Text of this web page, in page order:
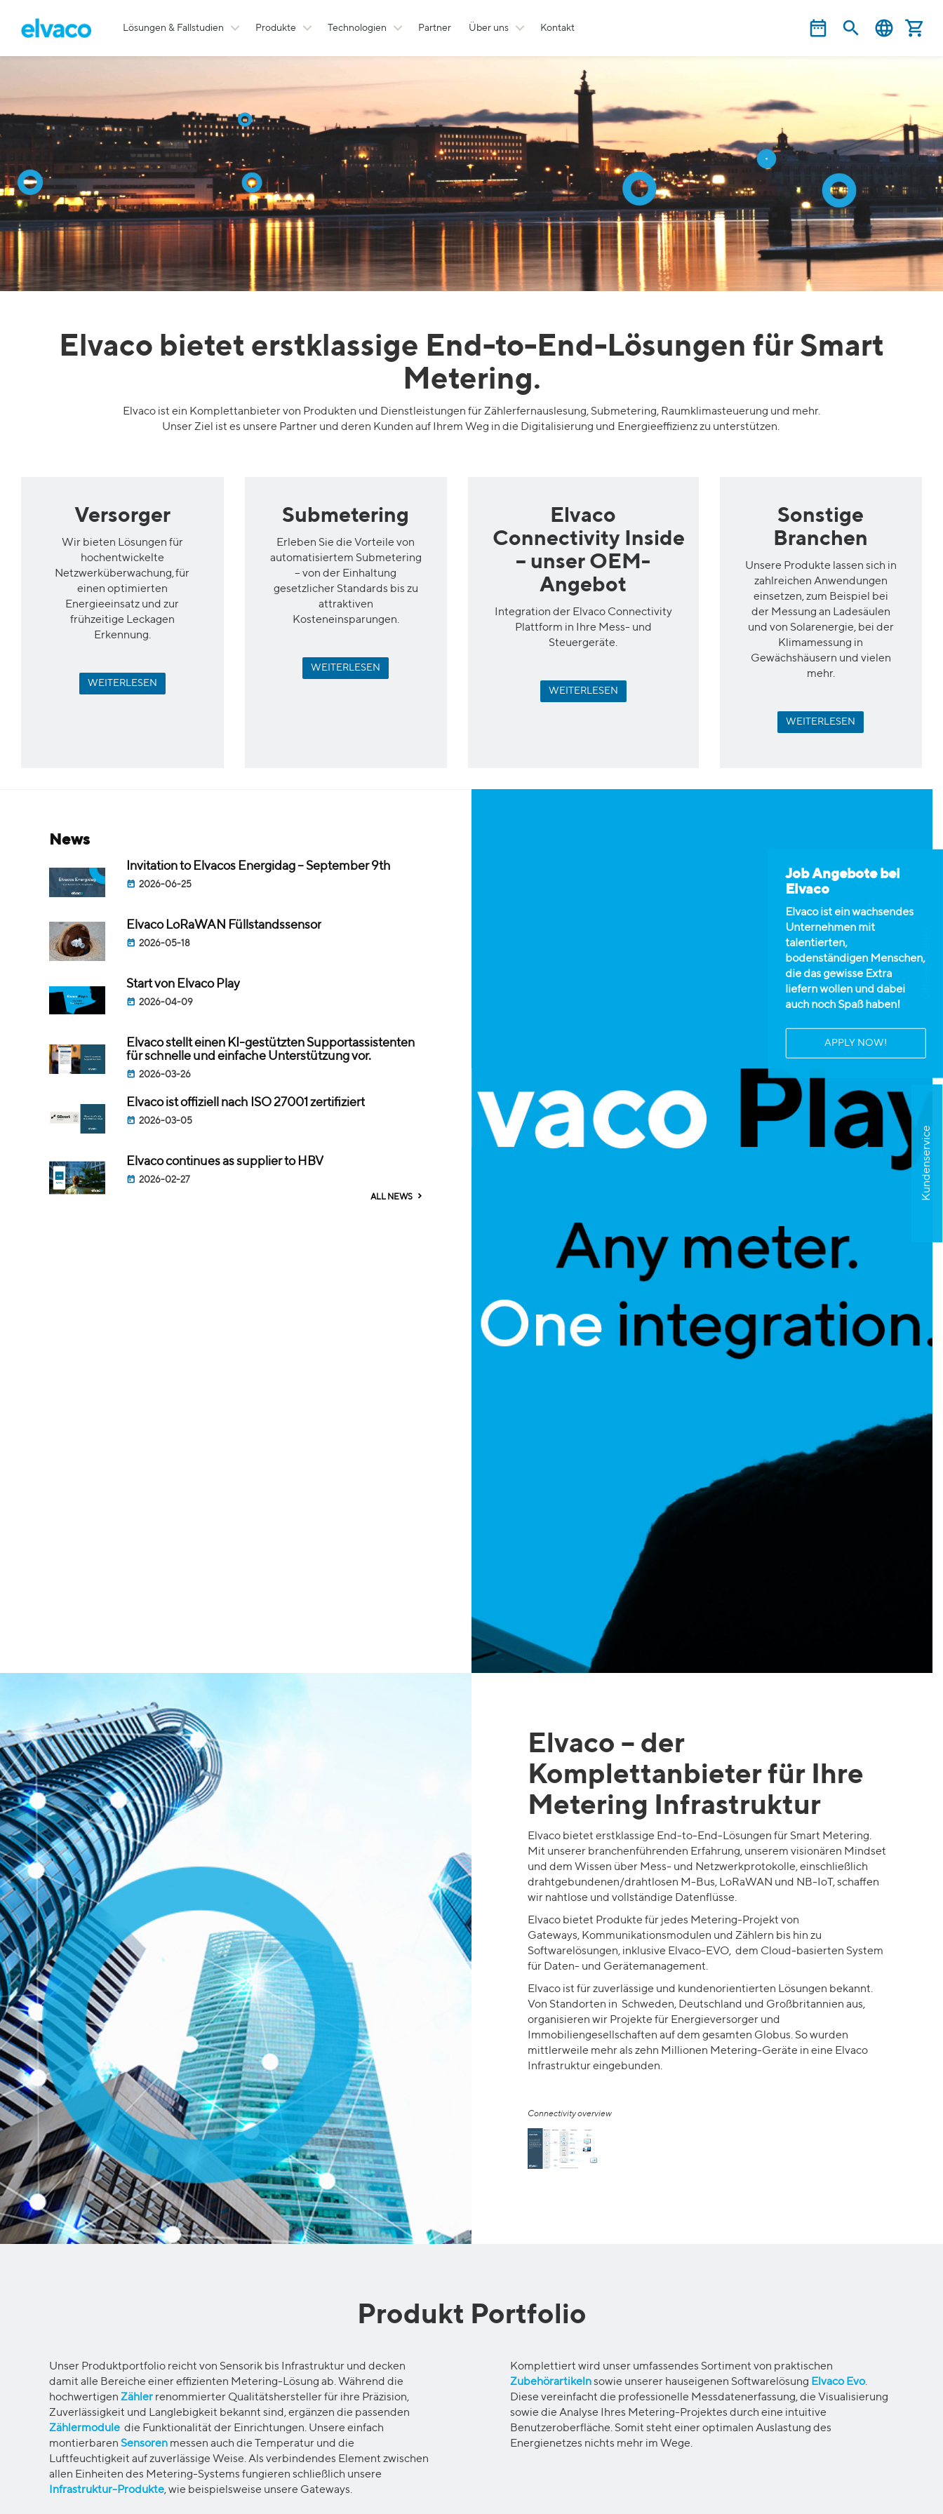
Lösungen & Fallstudien Produkte Technologien Partner Über uns Kontakt
Kundenservice
Offene Stellen
Job Angebote bei
Elvaco
Elvaco ist ein wachsendes
Unternehmen mit
talentierten,
bodenständigen Menschen,
die das gewisse Extra
liefern wollen und dabei
auch noch Spaß haben!
APPLY NOW!
Elvaco bietet erstklassige End-to-End-Lösungen für Smart
Metering.
Elvaco ist ein Komplettanbieter von Produkten und Dienstleistungen fürZählerfernauslesung, Submetering, Raumklimasteuerung und mehr.
UnserZiel ist es unsere Partner und deren Kunden auf Ihrem Weg in die Digitalisierung und Energieeffizienz zu unterstützen.
Versorger
Wir bieten Lösungen für
hochentwickelte
Netzwerküberwachung, für
einen optimierten
Energieeinsatz und zur
frühzeitige Leckagen
Erkennung.
WEITERLESEN
Submetering
Erleben Sie die Vorteile von
automatisiertem Submetering
– von der Einhaltung
gesetzlicher Standards bis zu
attraktiven
Kosteneinsparungen.
WEITERLESEN
Elvaco
Connectivity Inside
– unser OEM-
Angebot
Integration der Elvaco Connectivity
Plattform in Ihre Mess- und
Steuergeräte.
WEITERLESEN
Sonstige
Branchen
Unsere Produkte lassen sich in
zahlreichen Anwendungen
einsetzen, zum Beispiel bei
der Messung an Ladesäulen
und von Solarenergie, bei der
Klimamessung in
Gewächshäusern und vielen
mehr.
WEITERLESEN
news
Invitation to Elvacos Energidag – September 9th
2026-06-25
Elvaco LoRaWAN Füllstandssensor
2026-05-18
Start von Elvaco Play
2026-04-09
Elvaco stellt einen KI-gestützten Supportassistenten
für schnelle und einfache Unterstützung vor.
2026-03-26
Elvaco ist offiziell nach ISO 27001 zertifiziert
2026-03-05
Elvaco continues as supplier to HBV
2026-02-27
ALL NEWS
Elvaco – der
Komplettanbieter für Ihre
Metering Infrastruktur
Elvaco bietet erstklassige End-to-End-Lösungen für Smart Metering.
Mit unserer branchenführenden Erfahrung, unserem visionären Mindset
und dem Wissen über Mess- und Netzwerkprotokolle, einschließlich
drahtgebundenen/drahtlosen M-Bus, LoRaWAN und NB-IoT, schaffen
wir nahtlose und vollständige Datenflüsse.
Elvaco bietet Produkte für jedes Metering-Projekt von
Gateways, Kommunikationsmodulen und Zählern bis hin zu
Softwarelösungen, inklusive Elvaco-EVO, dem Cloud-basierten System
für Daten- und Gerätemanagement.
Elvaco ist für zuverlässige und kundenorientierten Lösungen bekannt.
Von Standorten in Schweden, Deutschland und Großbritannien aus,
organisieren wir Projekte für Energieversorger und
Immobiliengesellschaften auf dem gesamten Globus. Sowurden
mittlerweile mehr als zehn Millionen Metering-Geräte in eine Elvaco
Infrastruktureingebunden.
Connectivity overview
Produkt Portfolio
Unser Produktportfolio reicht von Sensorik bis Infrastruktur und decken
damit alle Bereiche einer effizienten Metering-Lösung ab. Während die
hochwertigen Zähler renommierter Qualitätshersteller für ihre Präzision,
Zuverlässigkeit und Langlebigkeit bekannt sind, ergänzen die passenden
Zählermodule die Funktionalität der Einrichtungen. Unsere einfach
montierbaren Sensoren messen auch die Temperatur und die
Luftfeuchtigkeit auf zuverlässige Weise. Als verbindendes Element zwischen
allen Einheiten des Metering-Systems fungieren schließlich unsere
Infrastruktur-Produkte, wie beispielsweise unsere Gateways.
Komplettiert wird unser umfassendes Sortiment von praktischen
Zubehörartikelnsowie unserer hauseigenen Softwarelösung Elvaco Evo.
Diese vereinfacht die professionelle Messdatenerfassung, die Visualisierung
sowie die Analyse Ihres Metering-Projektes durch eine intuitive
Benutzeroberfläche. Somit steht einer optimalen Auslastung des
Energienetzes nichts mehr im Wege.